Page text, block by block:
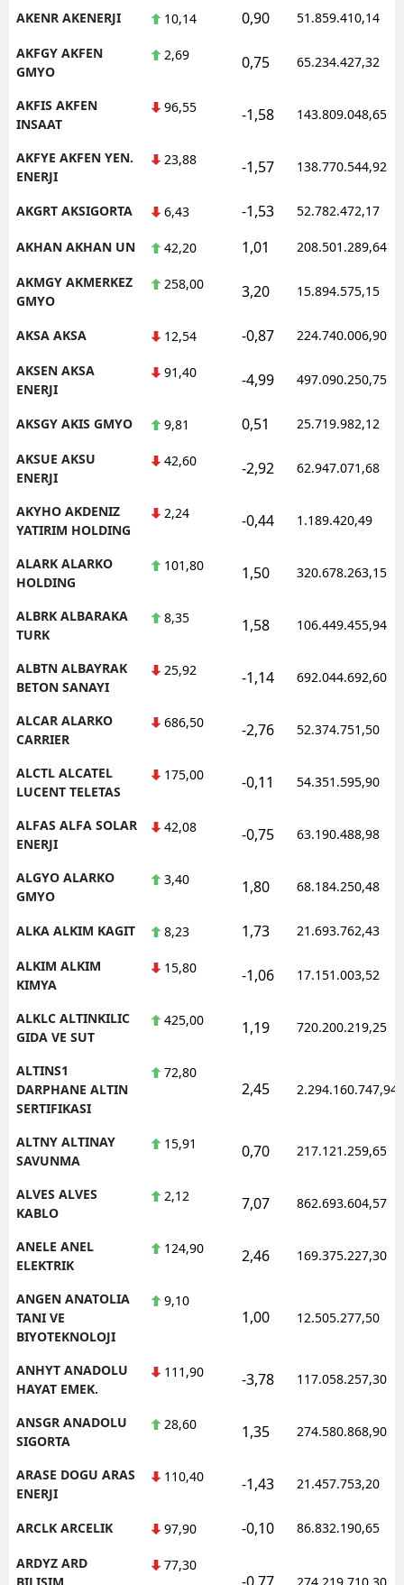
AKENR AKENERJI 10,14 0,90 51.859.410,14
AKFGY AKFEN
GMYO
2,69 0,75 65.234.427,32
AKFIS AKFEN
INSAAT
96,55 -1,58 143.809.048,65
AKFYE AKFEN YEN.
ENERJI
23,88 -1,57 138.770.544,92
AKGRT AKSIGORTA 6,43 -1,53 52.782.472,17
AKHAN AKHAN UN 42,20 1,01 208.501.289,64
AKMGY AKMERKEZ
GMYO
258,00 3,20 15.894.575,15
AKSA AKSA 12,54 -0,87 224.740.006,90
AKSEN AKSA
ENERJI
91,40 -4,99 497.090.250,75
AKSGY AKIS GMYO 9,81 0,51 25.719.982,12
AKSUE AKSU
ENERJI
42,60 -2,92 62.947.071,68
AKYHO AKDENIZ
YATIRIM HOLDING
2,24 -0,44 1.189.420,49
ALARK ALARKO
HOLDING
101,80 1,50 320.678.263,15
ALBRK ALBARAKA
TURK
8,35 1,58 106.449.455,94
ALBTN ALBAYRAK
BETON SANAYI
25,92 -1,14 692.044.692,60
ALCAR ALARKO
CARRIER
686,50 -2,76 52.374.751,50
ALCTL ALCATEL
LUCENT TELETAS
175,00 -0,11 54.351.595,90
ALFAS ALFA SOLAR
ENERJI
42,08 -0,75 63.190.488,98
ALGYO ALARKO
GMYO
3,40 1,80 68.184.250,48
ALKA ALKIM KAGIT 8,23 1,73 21.693.762,43
ALKIM ALKIM
KIMYA
15,80 -1,06 17.151.003,52
ALKLC ALTINKILIC
GIDA VE SUT
425,00 1,19 720.200.219,25
ALTINS1
DARPHANE ALTIN
SERTIFIKASI
72,80
2,45 2.294.160.747,94
ALTNY ALTINAY
SAVUNMA
15,91 0,70 217.121.259,65
ALVES ALVES
KABLO
2,12 7,07 862.693.604,57
ANELE ANEL
ELEKTRIK
124,90 2,46 169.375.227,30
ANGEN ANATOLIA
TANI VE
BIYOTEKNOLOJI
9,10
1,00 12.505.277,50
ANHYT ANADOLU
HAYAT EMEK.
111,90 -3,78 117.058.257,30
ANSGR ANADOLU
SIGORTA
28,60 1,35 274.580.868,90
ARASE DOGU ARAS
ENERJI
110,40 -1,43 21.457.753,20
ARCLK ARCELIK 97,90 -0,10 86.832.190,65
ARDYZ ARD
BILISIM
77,30
-0,77 274.219.710,30